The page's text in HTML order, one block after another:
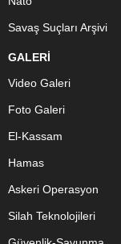
Savaş Suçları Arşivi
GALERİ
Video Galeri
Foto Galeri
El-Kassam
Hamas
Askeri Operasyon
Silah Teknolojileri